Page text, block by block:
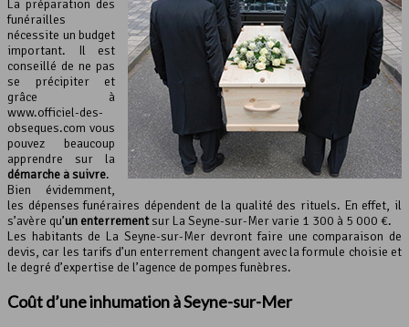
La préparation des
funérailles
nécessite un budget
important. Il est
conseillé de ne pas
se précipiter et
grâce à
www.officiel-des-
obseques.com vous
pouvez beaucoup
apprendre sur la
démarche à suivre.
Bien évidemment,
les dépenses funéraires dépendent de la qualité des rituels. En effet, il
s’avère qu’un enterrementsur La Seyne-sur-Mer varie 1 300 à 5 000 €.
Les habitants de La Seyne-sur-Mer devront faire une comparaison de
devis, car les tarifs d’un enterrement changent avec la formule choisie et
le degré d’expertise de l’agence de pompes funèbres.
Coût d’une inhumation à Seyne-sur-Mer